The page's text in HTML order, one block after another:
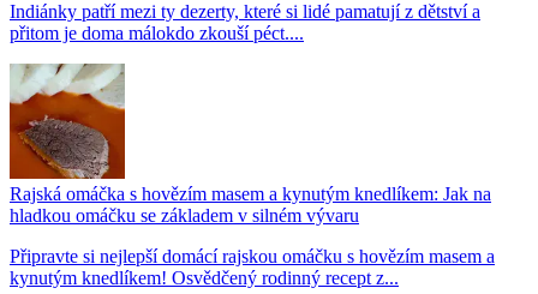
Indiánky patří mezi ty dezerty, které si lidé pamatují z dětství a
přitom je doma málokdo zkouší péct....
Rajská omáčka s hovězím masem a kynutým knedlíkem: Jak na
hladkou omáčku se základem v silném vývaru
Připravte si nejlepší domácí rajskou omáčku s hovězím masem a
kynutým knedlíkem! Osvědčený rodinný recept z...